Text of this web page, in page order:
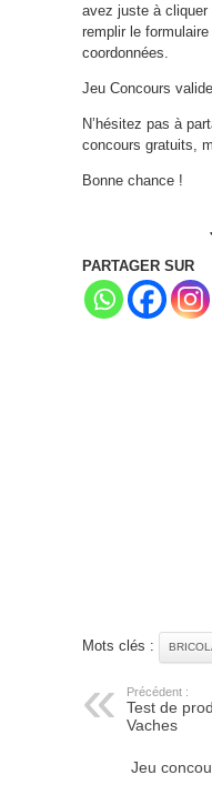
avez juste à
remplir le
coordonnées.
Jeu Concours
N’hésitez pas à
concours gratuits,
Bonne chance !
PARTAGER SUR
Mots clés :
Précédent :
Test de
Vaches
Jeu